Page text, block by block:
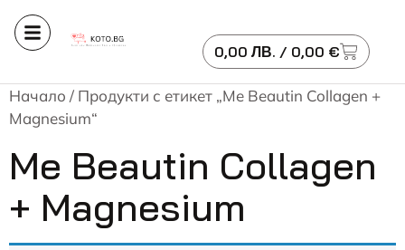
0,00 ЛВ. / 0,00 €
Начало / Продукти с етикет „Me Beautin Collagen +
Magnesium“
Me Beautin Collagen
+ Magnesium